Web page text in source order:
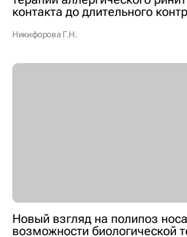
контакта до длительного
Никифорова Г.Н.
Новый взгляд на полипоз
возможности биологической